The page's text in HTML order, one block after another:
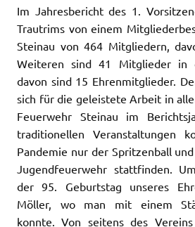
Im Jahresbericht des 1.
Trautrims von einem
Steinau von 464 Mitgliedern,
Weiteren sind 41 Mitglieder in
davon sind 15 Ehrenmitglieder.
sich für die geleistete Arbeit in
Feuerwehr Steinau im
traditionellen Veranstaltungen
Pandemie nur der Spritzenball
Jugendfeuerwehr stattfinden.
der 95. Geburtstag unseres
Möller, wo man mit einem
konnte. Von seitens des